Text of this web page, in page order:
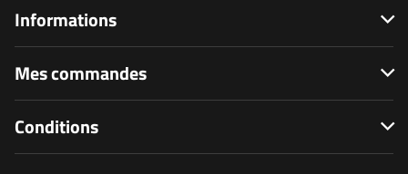
Informations
Mes commandes
Conditions